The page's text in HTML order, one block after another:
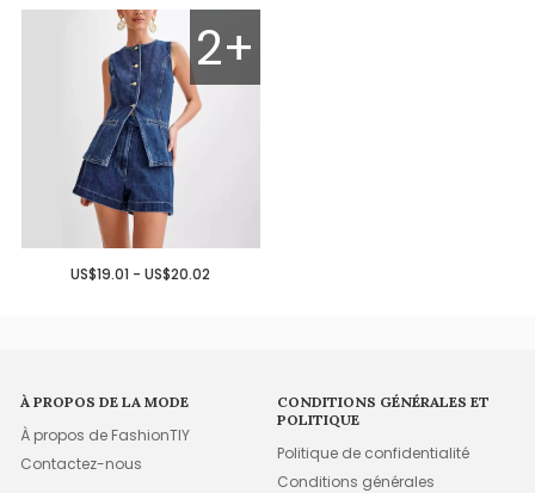
2+
US$19.01 - US$20.02
À PROPOS DE LA MODE
À propos de FashionTIY
Contactez-nous
CONDITIONS GÉNÉRALES ET
POLITIQUE
Politique de confidentialité
Conditions générales